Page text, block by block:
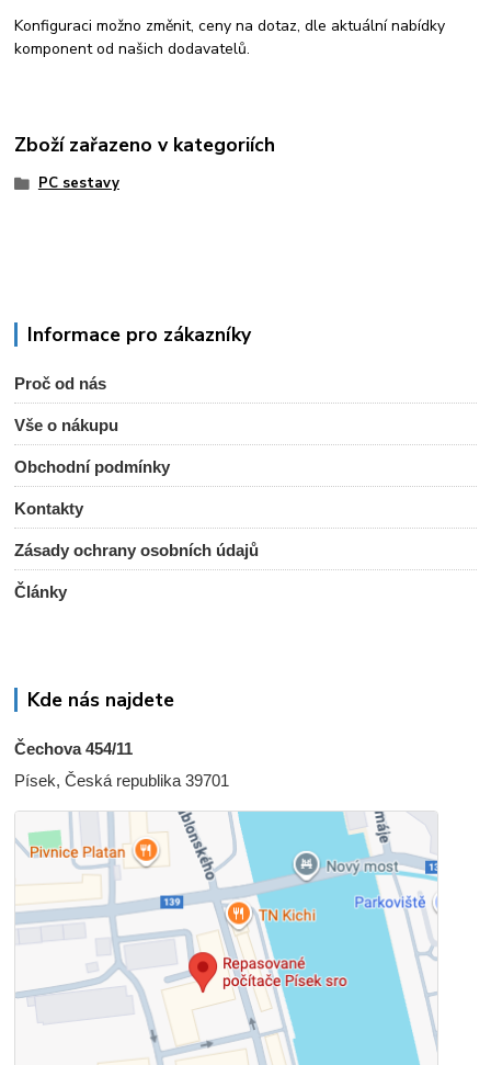
Konfiguraci možno změnit, ceny na dotaz, dle aktuální nabídky
komponent od našich dodavatelů.
Zboží zařazeno v kategoriích
PC sestavy
Informace pro zákazníky
Proč od nás
Vše o nákupu
Obchodní podmínky
Kontakty
Zásady ochrany osobních údajů
Články
Kde nás najdete
Čechova 454/11
Písek, Česká republika 39701